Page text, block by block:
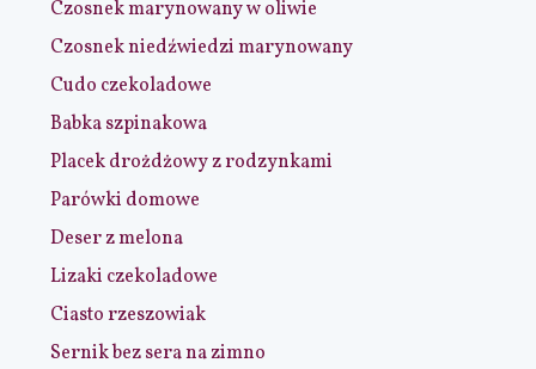
Czosnek marynowany w oliwie
Czosnek niedźwiedzi marynowany
Cudo czekoladowe
Babka szpinakowa
Placek drożdżowy z rodzynkami
Parówki domowe
Deser z melona
Lizaki czekoladowe
Ciasto rzeszowiak
Sernik bez sera na zimno